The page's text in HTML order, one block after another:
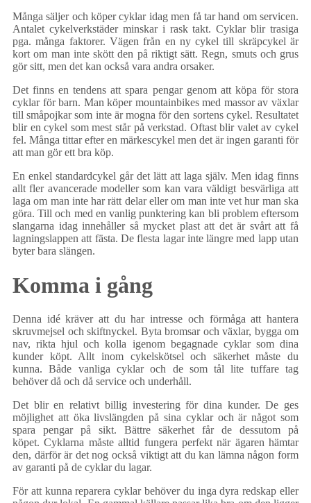
Många säljer och köper cyklar idag men få tar hand om servicen.
Antalet cykelverkstäder minskar i rask takt. Cyklar blir trasiga
pga. många faktorer. Vägen från en ny cykel till skräpcykel är
kort om man inte skött den på riktigt sätt. Regn, smuts och grus
gör sitt, men det kan också vara andra orsaker.
Det finns en tendens att spara pengar genom att köpa för stora
cyklar för barn. Man köper mountainbikes med massor av växlar
till småpojkar som inte är mogna för den sortens cykel. Resultatet
blir en cykel som mest står på verkstad. Oftast blir valet av cykel
fel. Många tittar efter en märkescykel men det är ingen garanti för
att man gör ett bra köp.
En enkel standardcykel går det lätt att laga själv. Men idag finns
allt fler avancerade modeller som kan vara väldigt besvärliga att
laga om man inte har rätt delar eller om man inte vet hur man ska
göra. Till och med en vanlig punktering kan bli problem eftersom
slangarna idag innehåller så mycket plast att det är svårt att få
lagningslappen att fästa. De flesta lagar inte längre med lapp utan
byter bara slängen.
Komma i gång
Denna idé kräver att du har intresse och förmåga att hantera
skruvmejsel och skiftnyckel. Byta bromsar och växlar, bygga om
nav, rikta hjul och kolla igenom begagnade cyklar som dina
kunder köpt. Allt inom cykelskötsel och säkerhet måste du
kunna. Både vanliga cyklar och de som tål lite tuffare tag
behöver då och då service och underhåll.
Det blir en relativt billig investering för dina kunder. De ges
möjlighet att öka livslängden på sina cyklar och är något som
spara pengar på sikt. Bättre säkerhet får de dessutom på
köpet. Cyklarna måste alltid fungera perfekt när ägaren hämtar
den, därför är det nog också viktigt att du kan lämna någon form
av garanti på de cyklar du lagar.
För att kunna reparera cyklar behöver du inga dyra redskap eller